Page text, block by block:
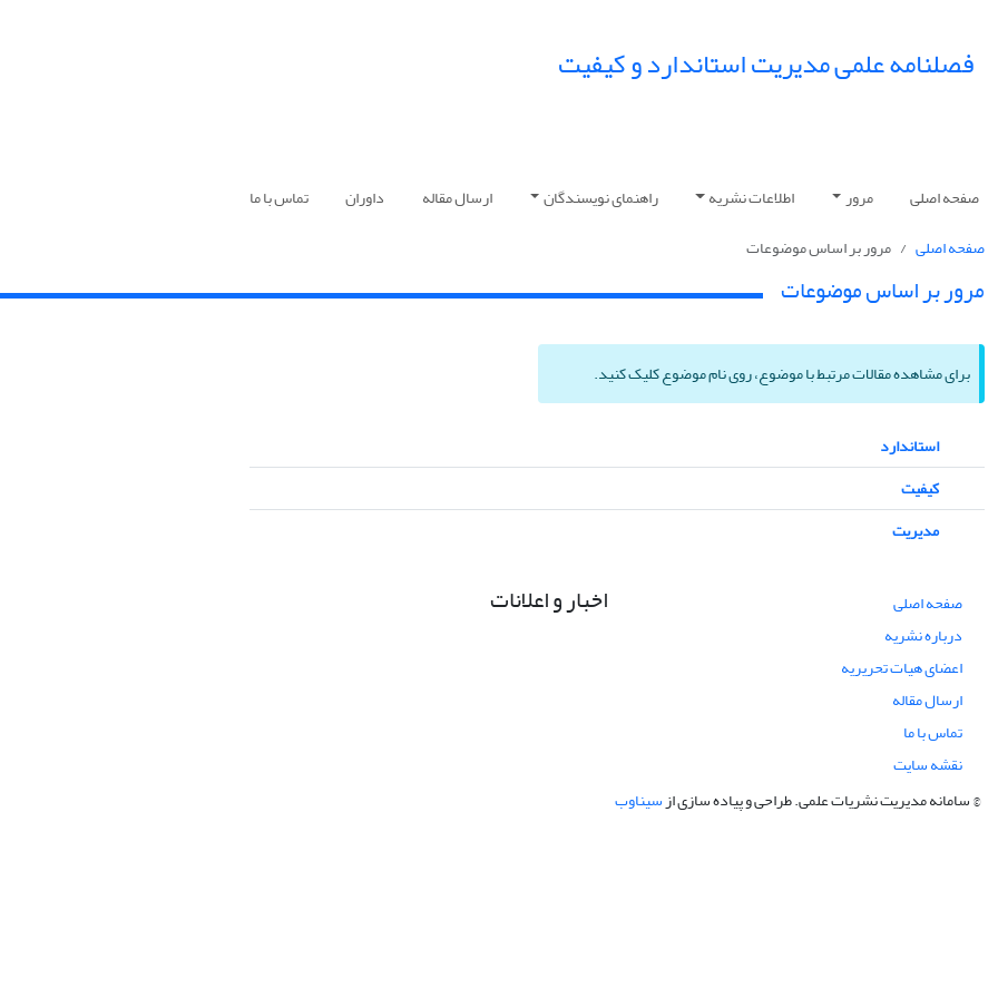
فصلنامه علمی مدیریت استاندارد و کیفیت
صفحه اصلی مرور اطلاعات نشریه راهنمای نویسندگان ارسال مقاله داوران
تماس با ما
صفحه اصلی
مرور بر اساس موضوعات
مرور بر اساس موضوعات
برای مشاهده مقالات مرتبط با موضوع، روی نام موضوع کلیک کنید.
استاندارد
کیفیت
مدیریت
صفحه اصلی
درباره نشریه
اعضای هیات تحریریه
ارسال مقاله
تماس با ما
نقشه سایت
اخبار و اعلانات
© سامانه مدیریت نشریات علمی.طراحی و پیاده سازی ازسیناوب